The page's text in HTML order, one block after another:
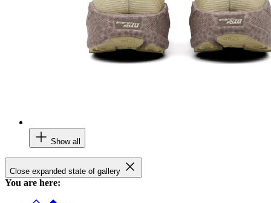
Show all
Close expanded state of gallery
You are here: